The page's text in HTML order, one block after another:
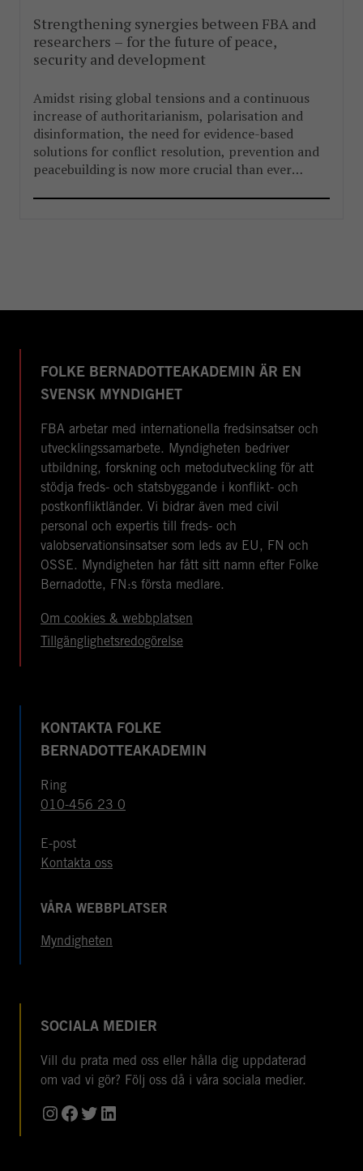
Strengthening synergies between FBA and
researchers – for the future of peace,
security and development
Amidst rising global tensions and a continuous
increase of authoritarianism, polarisation and
disinformation, the need for evidence-based
solutions for conflict resolution, prevention and
peacebuilding is now more crucial than ever
FOLKE BERNADOTTEAKADEMIN ÄR EN
SVENSK MYNDIGHET
FBA arbetar med internationella fredsinsatser och
utvecklingssamarbete. Myndigheten bedriver
utbildning, forskning och metodutveckling för att
stödja freds- och statsbyggande i konflikt- och
postkonfliktländer. Vi bidrar även med civil
personal och expertis till freds- och
valobservationsinsatser som leds av EU, FN och
OSSE. Myndigheten har fått sitt namn efter Folke
Bernadotte, FN:s första medlare.
Om cookies & webbplatsen
Tillgänglighetsredogörelse
KONTAKTA FOLKE
BERNADOTTEAKADEMIN
Ring
010-456 23 0
E-post
Kontakta oss
VÅRA WEBBPLATSER
Myndigheten
SOCIALA MEDIER
Vill du prata med oss eller hålla dig uppdaterad
om vad vi gör? Följ oss då i våra sociala medier.
Instagram
Facebook
Twitter
LinkedIn